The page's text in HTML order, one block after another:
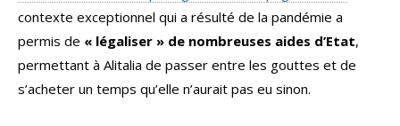
contexte exceptionnel qui a résulté de la pandémie a
permis de « légaliser » de nombreuses aides d’Etat,
permettant à Alitalia de passer entre les gouttes et de
s’acheter un temps qu’elle n’aurait pas eu sinon.